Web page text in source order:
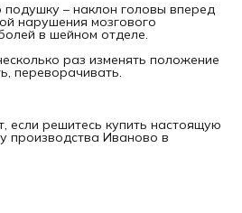
– наклон головы вперед
нарушения мозгового
в шейном отделе.
раз изменять положение
переворачивать.
если решитесь купить настоящую
производства Иваново в